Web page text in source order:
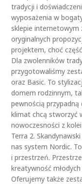
tradycji i
wyposażenia w
sklepie internetowym
oryginalnych
projektem, choć
Dla zwolenników
przygotowaliśmy
oraz Basic. To
domem rodzinnym,
pewnością
klimat chcą stworzyć
nowoczesności z
Terra 2.
nas system Nordic.
i przestrzeń.
kreatywność
Oferujemy także